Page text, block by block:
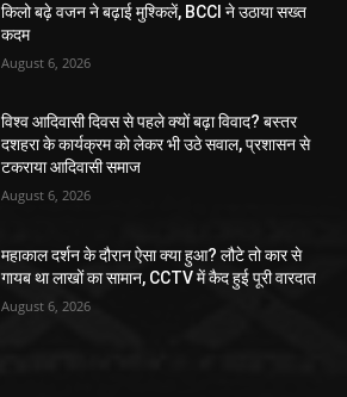
किलो बढ़े वजन ने बढ़ाई मुश्किलें, BCCI ने उठाया सख्त
कदम
August 6, 2026
विश्व आदिवासी दिवस से पहले क्यों बढ़ा विवाद? बस्तर
दशहरा के कार्यक्रम को लेकर भी उठे सवाल, प्रशासन से
टकराया आदिवासी समाज
August 6, 2026
महाकाल दर्शन के दौरान ऐसा क्या हुआ? लौटे तो कार से
गायब था लाखों का सामान, CCTV में कैद हुई पूरी वारदात
August 6, 2026